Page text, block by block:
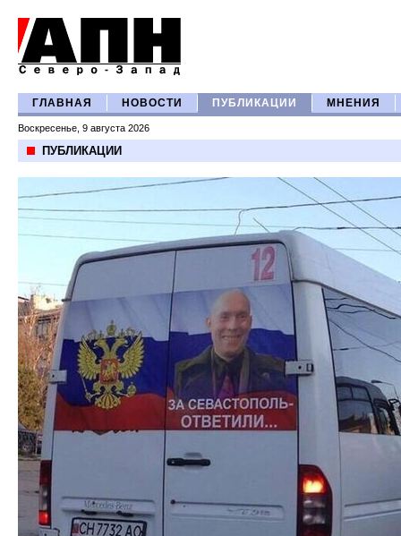
ГЛАВНАЯ НОВОСТИ ПУБЛИКАЦИИ МНЕНИЯ
Воскресенье, 9 августа 2026
ПУБЛИКАЦИИ